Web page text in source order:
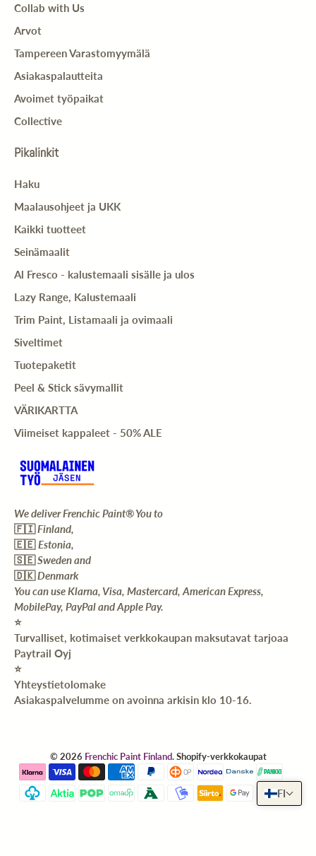
Collab with Us
Arvot
Tampereen Varastomyymälä
Asiakaspalautteita
Avoimet työpaikat
Collective
Pikalinkit
Haku
Maalausohjeet ja UKK
Kaikki tuotteet
Seinämaalit
Al Fresco - kalustemaali sisälle ja ulos
Lazy Range, Kalustemaali
Trim Paint, Listamaali ja ovimaali
Siveltimet
Tuotepaketit
Peel & Stick sävymallit
VÄRIKARTTA
Viimeiset kappaleet - 50% ALE
We deliver Frenchic Paint® You to
🇫🇮Finland,
🇪🇪Estonia,
🇸🇪Sweden and
🇩🇰Denmark
You can use Klarna, Visa, Mastercard, American Express,
MobilePay, PayPal and Apple Pay.
⭐️
Turvalliset, kotimaiset verkkokaupan maksutavat tarjoaa
Paytrail Oyj
⭐️
Yhteystietolomake
Asiakaspalvelumme on avoinna arkisin klo 10-16.
© 2026 Frenchic Paint Finland. Shopify-verkkokaupat
FI